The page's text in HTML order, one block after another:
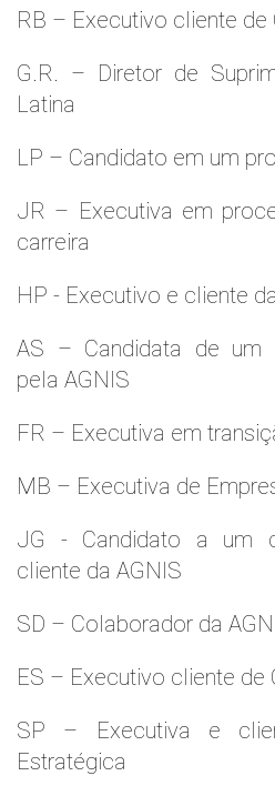
RB – Executivo cliente de
G.R. – Diretor de
Latina
LP – Candidato em um
JR – Executiva em
carreira
HP - Executivo e cliente
AS – Candidata de um
pela AGNIS
FR – Executiva em
MB – Executiva de
JG - Candidato a um
cliente da AGNIS
SD – Colaborador da
ES – Executivo cliente de
SP – Executiva e
Estratégica